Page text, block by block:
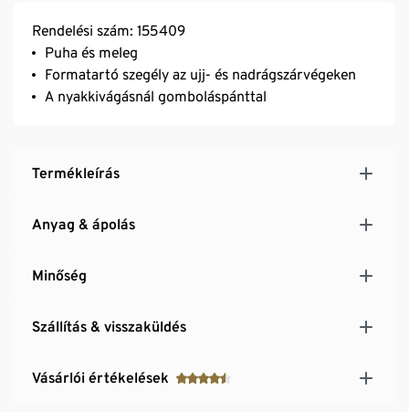
Rendelési szám: 155409
Puha és meleg
Formatartó szegély az ujj- és nadrágszárvégeken
A nyakkivágásnál gomboláspánttal
Termékleírás
Anyag & ápolás
Minőség
Szállítás & visszaküldés
Vásárlói értékelések